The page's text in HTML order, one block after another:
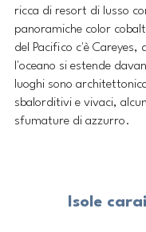
ricca di resort di lusso
panoramiche color
del Pacifico c'è Careyes,
l'oceano si estende
luoghi sono
sbalorditivi e vivaci,
sfumature di azzurro.
Isole